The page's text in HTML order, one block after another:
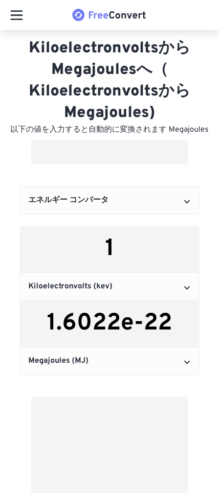
Kiloelectronvoltsから
Megajoulesへ（
Kiloelectronvoltsから
Megajoules)
以下の値を入力すると自動的に変換されます Megajoules